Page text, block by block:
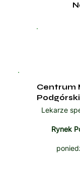
Centrum
Podgórski
Lekarze
Rynek